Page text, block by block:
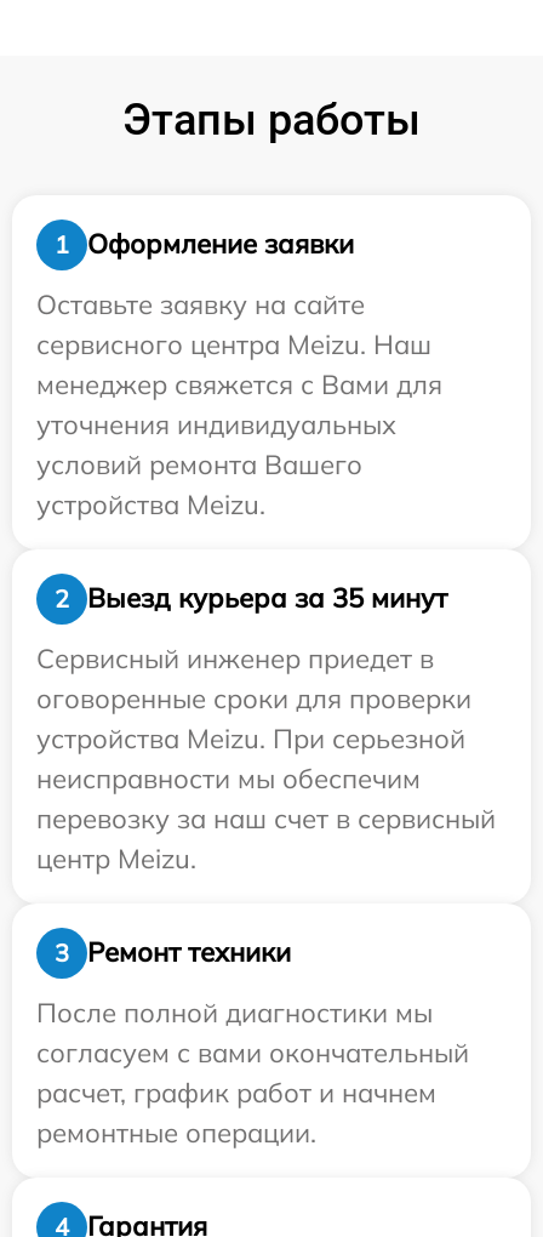
Этапы работы
1
Оформление заявки
Оставьте заявку на сайте
сервисного центра Meizu. Наш
менеджер свяжется с Вами для
уточнения индивидуальных
условий ремонта Вашего
устройства Meizu.
2
Выезд курьера за 35 минут
Сервисный инженер приедет в
оговоренные сроки для проверки
устройства Meizu. При серьезной
неисправности мы обеспечим
перевозку за наш счет в сервисный
центр Meizu.
3
Ремонт техники
После полной диагностики мы
согласуем с вами окончательный
расчет, график работ и начнем
ремонтные операции.
4 Гарантия